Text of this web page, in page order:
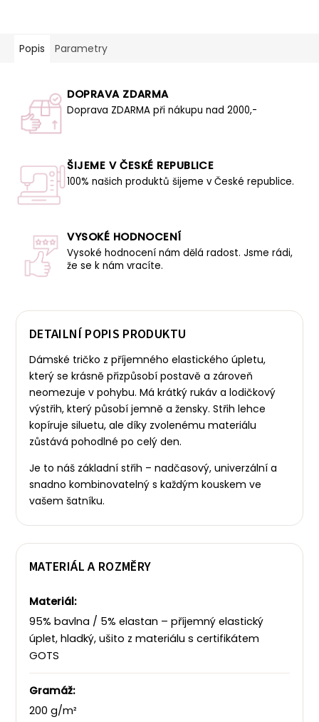
Popis Parametry
DOPRAVA ZDARMA
Doprava ZDARMA při nákupu nad 2000,-
ŠIJEME V ČESKÉ REPUBLICE
100% našich produktů šijeme v České republice.
VYSOKÉ HODNOCENÍ
Vysoké hodnocení nám dělá radost. Jsme rádi,
že se k nám vracíte.
DETAILNÍ POPIS PRODUKTU
Dámské tričko z příjemného elastického úpletu,
který se krásně přizpůsobí postavě a zároveň
neomezuje v pohybu. Má krátký rukáv a lodičkový
výstřih, který působí jemně a žensky. Střih lehce
kopíruje siluetu, ale díky zvolenému materiálu
zůstává pohodlné po celý den.
Je to náš základní střih – nadčasový, univerzální a
snadno kombinovatelný s každým kouskem ve
vašem šatníku.
MATERIÁL A ROZMĚRY
Materiál:
95% bavlna / 5% elastan – příjemný elastický
úplet, hladký, ušito z materiálu s certifikátem
GOTS
Gramáž:
200 g/m²